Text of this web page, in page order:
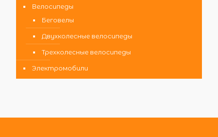
Велосипеды
Беговелы
Двухколесные велосипеды
Трехколесные велосипеды
Электромобили